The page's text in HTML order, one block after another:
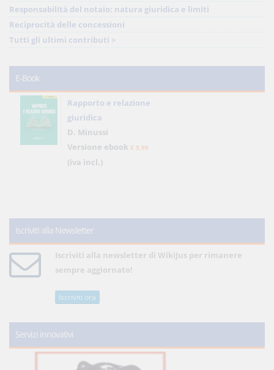
Responsabilità del notaio: natura giuridica e limiti
Reciprocità delle concessioni
Tutti gli ultimi contributi >
E-Book
Rapporto e relazione
giuridica
D. Minussi
Versione ebook € 5,99
(iva incl.)
Iscriviti alla Newsletter
Iscriviti alla newsletter di WikiJus per rimanere
sempre aggiornato!
Iscriviti ora
Servizi innovativi